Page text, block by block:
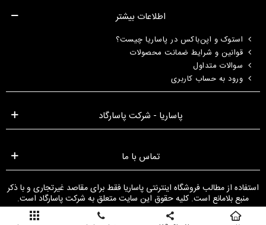
اطلاعات بیشتر
استوک و اپن‌باکس در پاساریا چیست؟
قوانین و شرایط ضمانت محصولات
سوالات متداول
ورود به حساب کاربری
پاساریا - شرکت پاسارگاد
تماس با ما
استفاده از مطالب فروشگاه اینترنتی پاساریا فقط برای مقاصد غیرتجاری و با ذکر
منبع بلامانع است. کلیه حقوق این سایت متعلق به شرکت پاسارگاد است.